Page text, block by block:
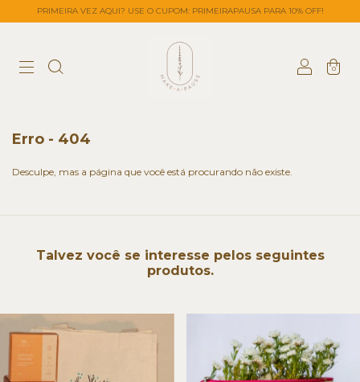
PRIMEIRA VEZ AQUI? USE O CUPOM: PRIMEIRAPAUSA PARA 10% OFF!
0
Erro - 404
Desculpe, mas a página que você está procurando não existe.
Talvez você se interesse pelos seguintes
produtos.